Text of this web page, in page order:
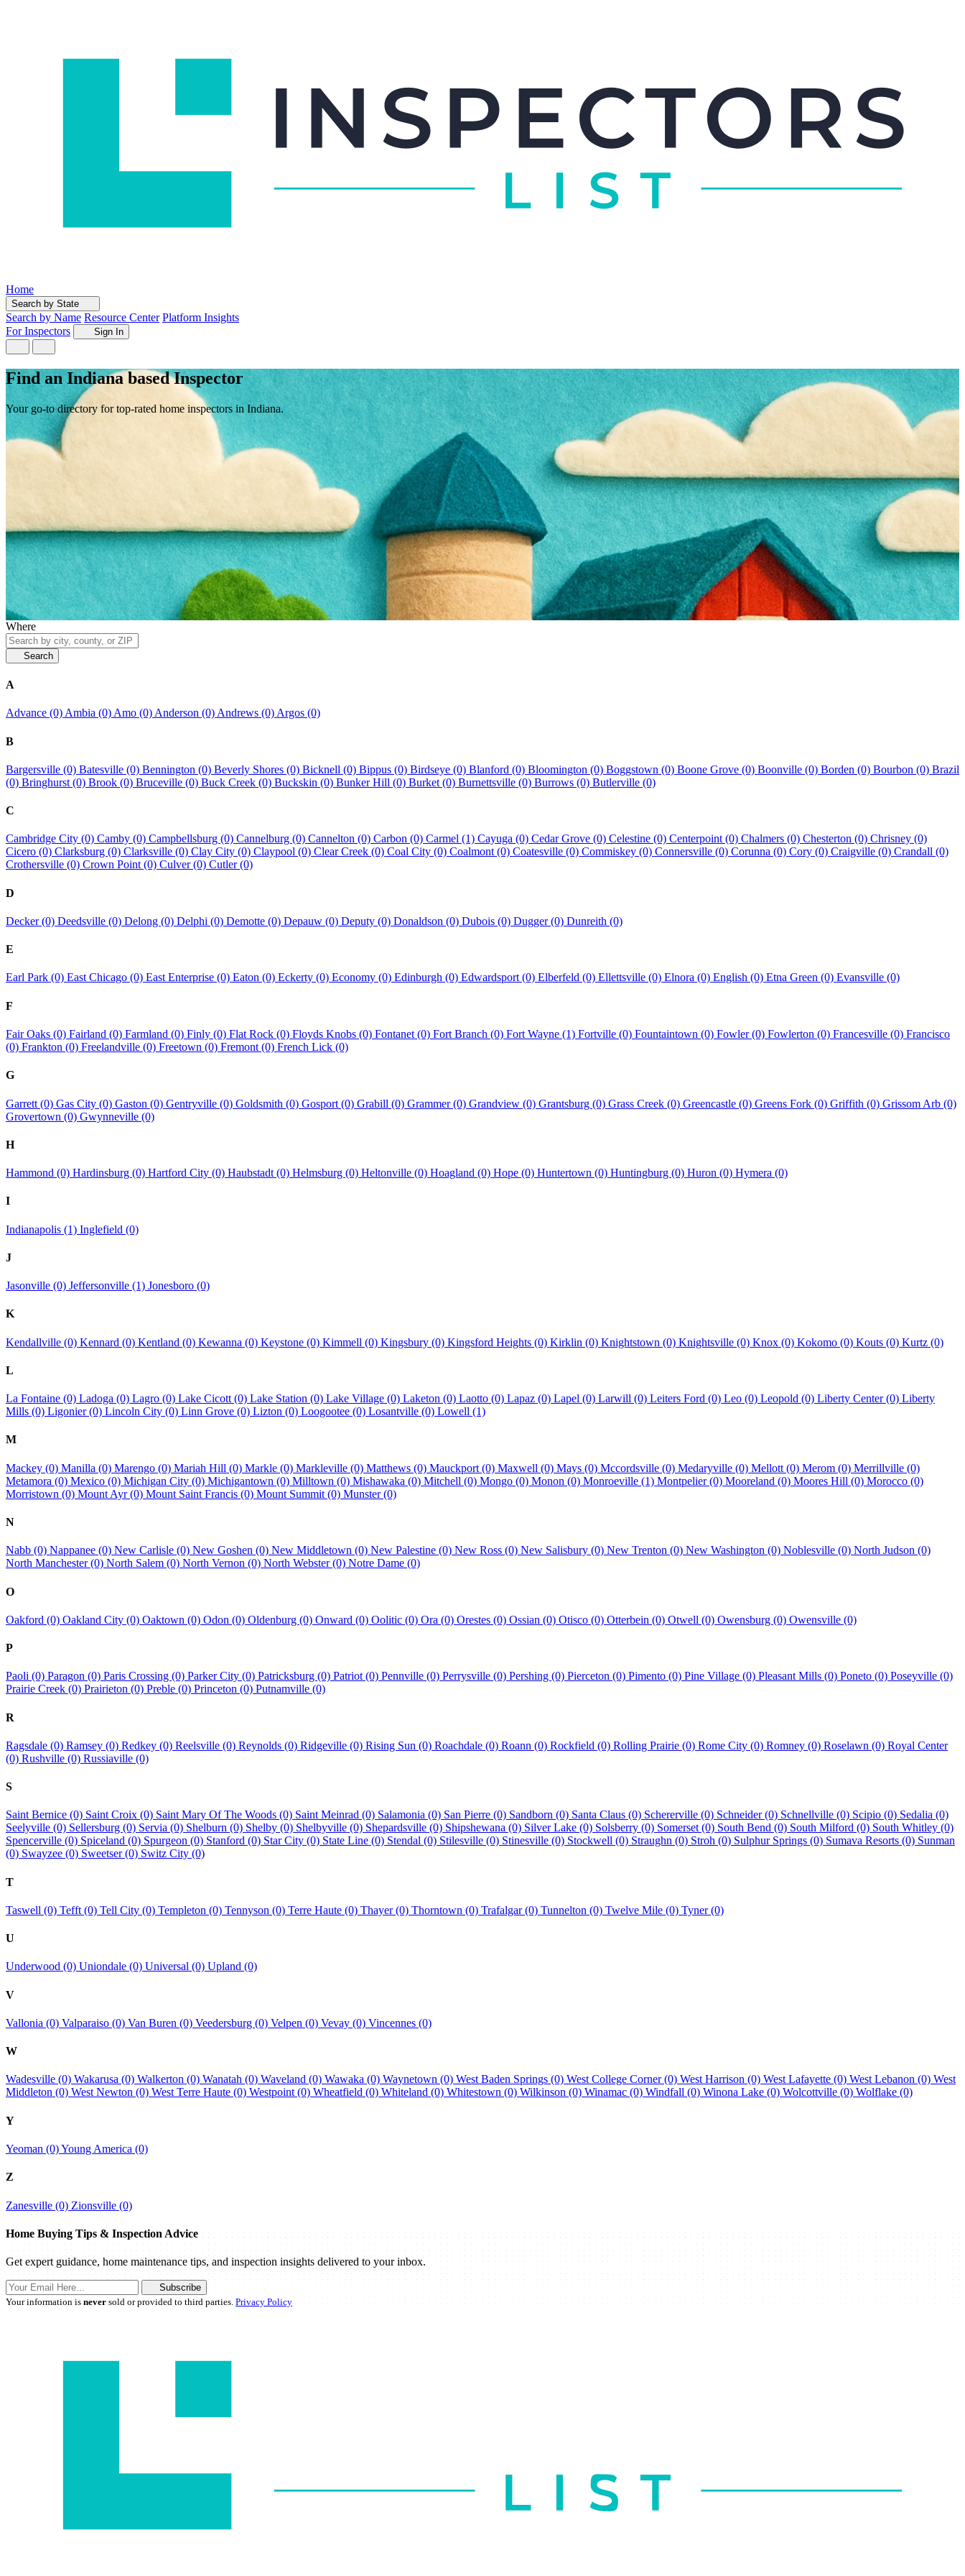
Home
Search by State
Search by Name Resource Center Platform Insights
For Inspectors
Sign In
Find an Indiana based Inspector
Your go-to directory for top-rated home inspectors in Indiana.
Where
Search
A
Advance (0) Ambia (0) Amo (0) Anderson (0) Andrews (0) Argos (0)
B
Bargersville (0) Batesville (0) Bennington (0) Beverly Shores (0) Bicknell (0) Bippus (0) Birdseye (0) Blanford (0) Bloomington (0) Boggstown (0) Boone Grove (0) Boonville (0) Borden (0) Bourbon (0) Brazil
(0) Bringhurst (0) Brook (0) Bruceville (0) Buck Creek (0) Buckskin (0) Bunker Hill (0) Burket (0) Burnettsville (0) Burrows (0) Butlerville (0)
C
Cambridge City (0) Camby (0) Campbellsburg (0) Cannelburg (0) Cannelton (0) Carbon (0) Carmel (1) Cayuga (0) Cedar Grove (0) Celestine (0) Centerpoint (0) Chalmers (0) Chesterton (0) Chrisney (0)
Cicero (0) Clarksburg (0) Clarksville (0) Clay City (0) Claypool (0) Clear Creek (0) Coal City (0) Coalmont (0) Coatesville (0) Commiskey (0) Connersville (0) Corunna (0) Cory (0) Craigville (0) Crandall (0)
Crothersville (0) Crown Point (0) Culver (0) Cutler (0)
D
Decker (0) Deedsville (0) Delong (0) Delphi (0) Demotte (0) Depauw (0) Deputy (0) Donaldson (0) Dubois (0) Dugger (0) Dunreith (0)
E
Earl Park (0) East Chicago (0) East Enterprise (0) Eaton (0) Eckerty (0) Economy (0) Edinburgh (0) Edwardsport (0) Elberfeld (0) Ellettsville (0) Elnora (0) English (0) Etna Green (0) Evansville (0)
F
Fair Oaks (0) Fairland (0) Farmland (0) Finly (0) Flat Rock (0) Floyds Knobs (0) Fontanet (0) Fort Branch (0) Fort Wayne (1) Fortville (0) Fountaintown (0) Fowler (0) Fowlerton (0) Francesville (0) Francisco
(0) Frankton (0) Freelandville (0) Freetown (0) Fremont (0) French Lick (0)
G
Garrett (0) Gas City (0) Gaston (0) Gentryville (0) Goldsmith (0) Gosport (0) Grabill (0) Grammer (0) Grandview (0) Grantsburg (0) Grass Creek (0) Greencastle (0) Greens Fork (0) Griffith (0) Grissom Arb (0)
Grovertown (0) Gwynneville (0)
H
Hammond (0) Hardinsburg (0) Hartford City (0) Haubstadt (0) Helmsburg (0) Heltonville (0) Hoagland (0) Hope (0) Huntertown (0) Huntingburg (0) Huron (0) Hymera (0)
I
Indianapolis (1) Inglefield (0)
J
Jasonville (0) Jeffersonville (1) Jonesboro (0)
K
Kendallville (0) Kennard (0) Kentland (0) Kewanna (0) Keystone (0) Kimmell (0) Kingsbury (0) Kingsford Heights (0) Kirklin (0) Knightstown (0) Knightsville (0) Knox (0) Kokomo (0) Kouts (0) Kurtz (0)
L
La Fontaine (0) Ladoga (0) Lagro (0) Lake Cicott (0) Lake Station (0) Lake Village (0) Laketon (0) Laotto (0) Lapaz (0) Lapel (0) Larwill (0) Leiters Ford (0) Leo (0) Leopold (0) Liberty Center (0) Liberty
Mills (0) Ligonier (0) Lincoln City (0) Linn Grove (0) Lizton (0) Loogootee (0) Losantville (0) Lowell (1)
M
Mackey (0) Manilla (0) Marengo (0) Mariah Hill (0) Markle (0) Markleville (0) Matthews (0) Mauckport (0) Maxwell (0) Mays (0) Mccordsville (0) Medaryville (0) Mellott (0) Merom (0) Merrillville (0)
Metamora (0) Mexico (0) Michigan City (0) Michigantown (0) Milltown (0) Mishawaka (0) Mitchell (0) Mongo (0) Monon (0) Monroeville (1) Montpelier (0) Mooreland (0) Moores Hill (0) Morocco (0)
Morristown (0) Mount Ayr (0) Mount Saint Francis (0) Mount Summit (0) Munster (0)
N
Nabb (0) Nappanee (0) New Carlisle (0) New Goshen (0) New Middletown (0) New Palestine (0) New Ross (0) New Salisbury (0) New Trenton (0) New Washington (0) Noblesville (0) North Judson (0)
North Manchester (0) North Salem (0) North Vernon (0) North Webster (0) Notre Dame (0)
O
Oakford (0) Oakland City (0) Oaktown (0) Odon (0) Oldenburg (0) Onward (0) Oolitic (0) Ora (0) Orestes (0) Ossian (0) Otisco (0) Otterbein (0) Otwell (0) Owensburg (0) Owensville (0)
P
Paoli (0) Paragon (0) Paris Crossing (0) Parker City (0) Patricksburg (0) Patriot (0) Pennville (0) Perrysville (0) Pershing (0) Pierceton (0) Pimento (0) Pine Village (0) Pleasant Mills (0) Poneto (0) Poseyville (0)
Prairie Creek (0) Prairieton (0) Preble (0) Princeton (0) Putnamville (0)
R
Ragsdale (0) Ramsey (0) Redkey (0) Reelsville (0) Reynolds (0) Ridgeville (0) Rising Sun (0) Roachdale (0) Roann (0) Rockfield (0) Rolling Prairie (0) Rome City (0) Romney (0) Roselawn (0) Royal Center
(0) Rushville (0) Russiaville (0)
S
Saint Bernice (0) Saint Croix (0) Saint Mary Of The Woods (0) Saint Meinrad (0) Salamonia (0) San Pierre (0) Sandborn (0) Santa Claus (0) Schererville (0) Schneider (0) Schnellville (0) Scipio (0) Sedalia (0)
Seelyville (0) Sellersburg (0) Servia (0) Shelburn (0) Shelby (0) Shelbyville (0) Shepardsville (0) Shipshewana (0) Silver Lake (0) Solsberry (0) Somerset (0) South Bend (0) South Milford (0) South Whitley (0)
Spencerville (0) Spiceland (0) Spurgeon (0) Stanford (0) Star City (0) State Line (0) Stendal (0) Stilesville (0) Stinesville (0) Stockwell (0) Straughn (0) Stroh (0) Sulphur Springs (0) Sumava Resorts (0) Sunman
(0) Swayzee (0) Sweetser (0) Switz City (0)
T
Taswell (0) Tefft (0) Tell City (0) Templeton (0) Tennyson (0) Terre Haute (0) Thayer (0) Thorntown (0) Trafalgar (0) Tunnelton (0) Twelve Mile (0) Tyner (0)
U
Underwood (0) Uniondale (0) Universal (0) Upland (0)
V
Vallonia (0) Valparaiso (0) Van Buren (0) Veedersburg (0) Velpen (0) Vevay (0) Vincennes (0)
W
Wadesville (0) Wakarusa (0) Walkerton (0) Wanatah (0) Waveland (0) Wawaka (0) Waynetown (0) West Baden Springs (0) West College Corner (0) West Harrison (0) West Lafayette (0) West Lebanon (0) West
Middleton (0) West Newton (0) West Terre Haute (0) Westpoint (0) Wheatfield (0) Whiteland (0) Whitestown (0) Wilkinson (0) Winamac (0) Windfall (0) Winona Lake (0) Wolcottville (0) Wolflake (0)
Y
Yeoman (0)Young America (0)
Z
Zanesville (0) Zionsville (0)
Home Buying Tips & Inspection Advice
Get expert guidance, home maintenance tips, and inspection insights delivered to your inbox.
Subscribe
Your information is neversold or provided to third parties. Privacy Policy